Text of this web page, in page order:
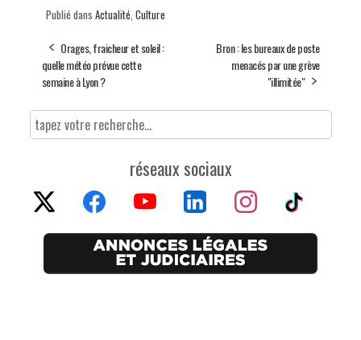
Publié dans Actualité Culture
Orages, fraicheur et soleil :
quelle météo prévue cette
semaine à Lyon ?
Bron : les bureaux de poste
menacés par une grève
"illimitée"
réseaux sociaux